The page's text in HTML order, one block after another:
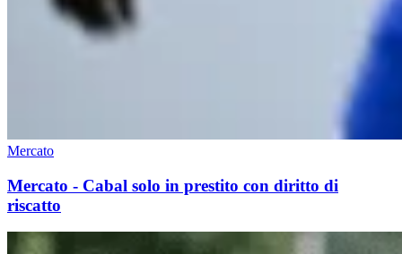
Mercato
Mercato - Cabal solo in prestito con diritto di
riscatto